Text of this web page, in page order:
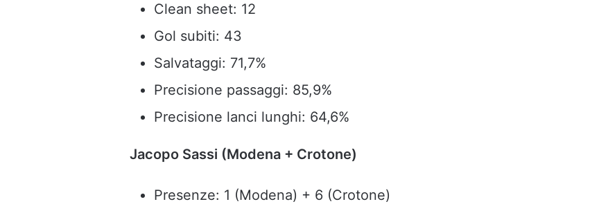
Clean sheet: 12
Gol subiti: 43
Salvataggi: 71,7%
Precisione passaggi: 85,9%
Precisione lanci lunghi: 64,6%
Jacopo Sassi (Modena + Crotone)
Presenze: 1 (Modena) + 6 (Crotone)